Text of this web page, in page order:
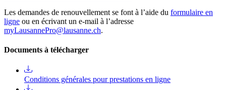
Les demandes de renouvellement se font à l’aide du formulaire en
ligne ou en écrivant un e-mail à l’adresse
myLausannePro@lausanne.ch.
Documents à télécharger
Conditions générales pour prestations en ligne